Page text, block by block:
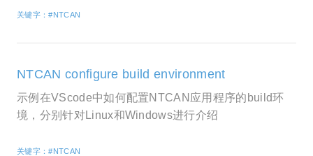
关键字：#NTCAN
NTCAN configure build environment
示例在VScode中如何配置NTCAN应用程序的build环
境，分别针对Linux和Windows进行介绍
关键字：#NTCAN